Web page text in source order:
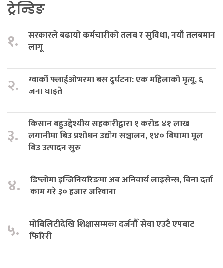
ट्रेन्डिङ
१.
सरकारले बढायो कर्मचारीको तलब र सुविधा, नयाँ तलबमान
लागू
२.
ग्वार्को फ्लाईओभरमा बस दुर्घटना: एक महिलाको मृत्यु, ६
जना घाइते
३.
किसान बहुउद्देश्यीय सहकारीद्वारा १ करोड ४१ लाख
लगानीमा बिउ प्रशोधन उद्योग सञ्चालन, १४० बिघामा मूल
बिउ उत्पादन सुरु
४.
डिप्लोमा इन्जिनियरिङमा अब अनिवार्य लाइसेन्स, बिना दर्ता
काम गरे ३० हजार जरिवाना
५.
मोबिलिटीदेखि शिक्षासम्मका दर्जनौँ सेवा एउटै एपबाट
फिरिरी